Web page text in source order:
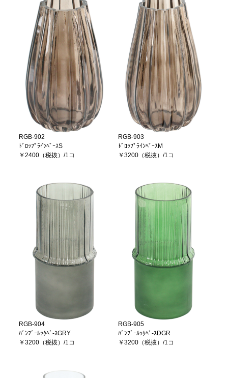
RGB-902
ﾄﾞﾛｯﾌﾟﾗｲﾝﾍﾞｰｽS
￥2400（税抜）/1コ
RGB-903
ﾄﾞﾛｯﾌﾟﾗｲﾝﾍﾞｰｽM
￥3200（税抜）/1コ
RGB-904
ﾊﾞﾝﾌﾞｰﾙｯｸﾍﾞ-ｽGRY
￥3200（税抜）/1コ
RGB-905
ﾊﾞﾝﾌﾞｰﾙｯｸﾍﾞ-ｽDGR
￥3200（税抜）/1コ